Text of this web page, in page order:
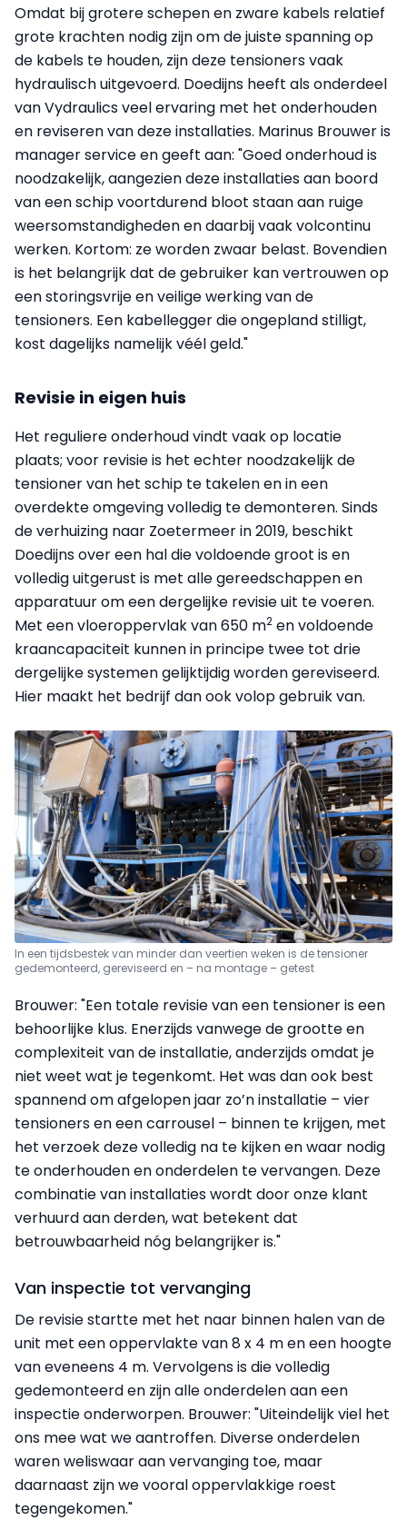
Omdat bij grotere schepen en zware kabels relatief
grote krachten nodig zijn om de juiste spanning op
de kabels te houden, zijn deze tensioners vaak
hydraulisch uitgevoerd. Doedijns heeft als onderdeel
van Vydraulics veel ervaring met het onderhouden
en reviseren van deze installaties. Marinus Brouwer is
manager service en geeft aan: "Goed onderhoud is
noodzakelijk, aangezien deze installaties aan boord
van een schip voortdurend bloot staan aan ruige
weersomstandigheden en daarbij vaak volcontinu
werken. Kortom: ze worden zwaar belast. Bovendien
is het belangrijk dat de gebruiker kan vertrouwen op
een storingsvrije en veilige werking van de
tensioners. Een kabellegger die ongepland stilligt,
kost dagelijks namelijk véél geld."
Revisie in eigen huis
Het reguliere onderhoud vindt vaak op locatie
plaats; voor revisie is het echter noodzakelijk de
tensioner van het schip te takelen en in een
overdekte omgeving volledig te demonteren. Sinds
de verhuizing naar Zoetermeer in 2019, beschikt
Doedijns over een hal die voldoende groot is en
volledig uitgerust is met alle gereedschappen en
apparatuur om een dergelijke revisie uit te voeren.
Met een vloeroppervlak van 650 m2 en voldoende
kraancapaciteit kunnen in principe twee tot drie
dergelijke systemen gelijktijdig worden gereviseerd.
Hier maakt het bedrijf dan ook volop gebruik van.
In een tijdsbestek van minder dan veertien weken is de tensioner
gedemonteerd, gereviseerd en – na montage – getest
Brouwer: "Een totale revisie van een tensioner is een
behoorlijke klus. Enerzijds vanwege de grootte en
complexiteit van de installatie, anderzijds omdat je
niet weet wat je tegenkomt. Het was dan ook best
spannend om afgelopen jaar zo’n installatie – vier
tensioners en een carrousel – binnen te krijgen, met
het verzoek deze volledig na te kijken en waar nodig
te onderhouden en onderdelen te vervangen. Deze
combinatie van installaties wordt door onze klant
verhuurd aan derden, wat betekent dat
betrouwbaarheid nóg belangrijker is."
Van inspectie tot vervanging
De revisie startte met het naar binnen halen van de
unit met een oppervlakte van 8 x 4 m en een hoogte
van eveneens 4 m. Vervolgens is die volledig
gedemonteerd en zijn alle onderdelen aan een
inspectie onderworpen. Brouwer: "Uiteindelijk viel het
ons mee wat we aantroffen. Diverse onderdelen
waren weliswaar aan vervanging toe, maar
daarnaast zijn we vooral oppervlakkige roest
tegengekomen."